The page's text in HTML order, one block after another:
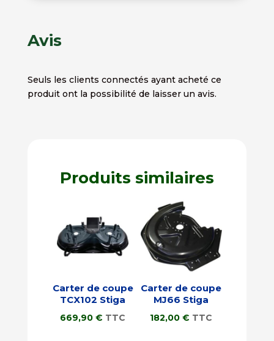
Avis
Seuls les clients connectés ayant acheté ce
produit ont la possibilité de laisser un avis.
Produits similaires
Carter de coupe
TCX102 Stiga
669,90€ TTC
Carter de coupe
MJ66 Stiga
182,00€ TTC